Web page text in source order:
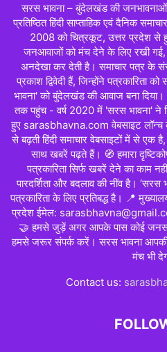
सरस भावना – बुंदेलखंड की जनभावनाओं
प्रतिष्ठित हिंदी साप्ताहिक एवं दैनिक
2008 को चित्रकूट, उत्तर प्रदेश से
जनआवाजों को मंच देने के लिए रखी गई,
अनदेखा कर देती है। समाचार पत्र के
प्रकाश द्विवेदी हैं, जिन्होंने पत्रकारिता
भावना' को बुंदेलखंड की आवाज बना
तक पहुंच - वर्ष 2020 में 'सरस भावना' ने
हुए sarasbhavna.com वेबसाइट लॉन्च
से बढ़ती हिंदी समाचार वेबसाइटों में से एक
साथ खबरें पढ़ते हैं। 🧭 हमारा
पत्रकारिता सिर्फ खबरें देने का काम
पारदर्शिता और बदलाव की नींव है। ‘सरस
पत्रकारिता के लिए प्रतिबद्ध है। 📍
प्रदेश ईमेल:
🤝 हमसे जुड़ें अगर आपके पास कोई
हमसे जरूर संपर्क करें। सरस भावना
मंच भी
Contact us: